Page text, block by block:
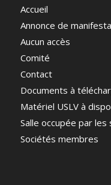
Accueil
Annonce de
Aucun accès
Comité
Contact
Documents à
Matériel USLV à
Salle occupée par
Sociétés membres